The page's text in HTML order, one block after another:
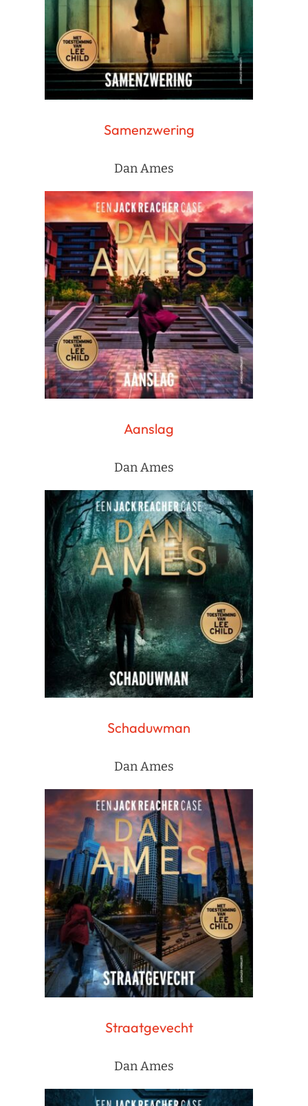
Samenzwering
Dan Ames
Aanslag
Dan Ames
Schaduwman
Dan Ames
Straatgevecht
Dan Ames